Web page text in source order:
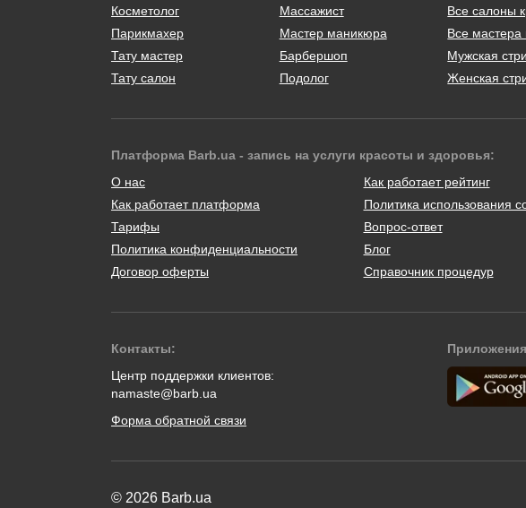
Косметолог
Массажист
Парикмахер
Мастер маникюра
Тату мастер
Барбершоп
Тату салон
Подолог
Все салоны
Все мастера
Мужская
Женская
Платформа Barb.ua - запись на услуги красоты и здоровья:
О нас
Как работает платформа
Тарифы
Политика конфиденциальности
Договор оферты
Как работает рейтинг
Политика использования
Вопрос-ответ
Блог
Справочник процедур
Контакты:
Центр поддержки клиентов:
namaste@barb.ua
Форма обратной связи
© 2026 Barb.ua